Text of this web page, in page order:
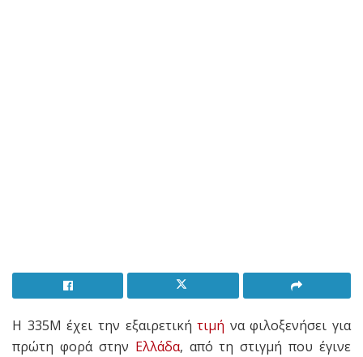
Η 335Μ έχει την εξαιρετικήτιμή να φιλοξενήσει για
πρώτη φορά στην Ελλάδα, από τη στιγμή που έγινε